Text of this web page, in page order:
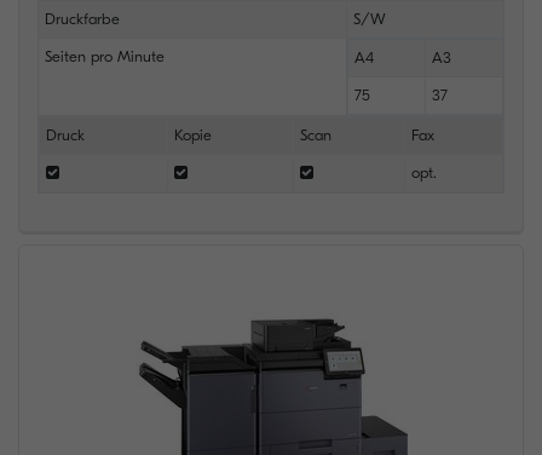
Druckfarbe S/W
Seiten pro Minute A4 A3
75 37
Druck Kopie Scan Fax
opt.